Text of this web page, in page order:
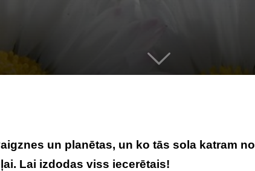
un planētas, un ko tās sola katram no
Lai izdodas viss iecerētais!